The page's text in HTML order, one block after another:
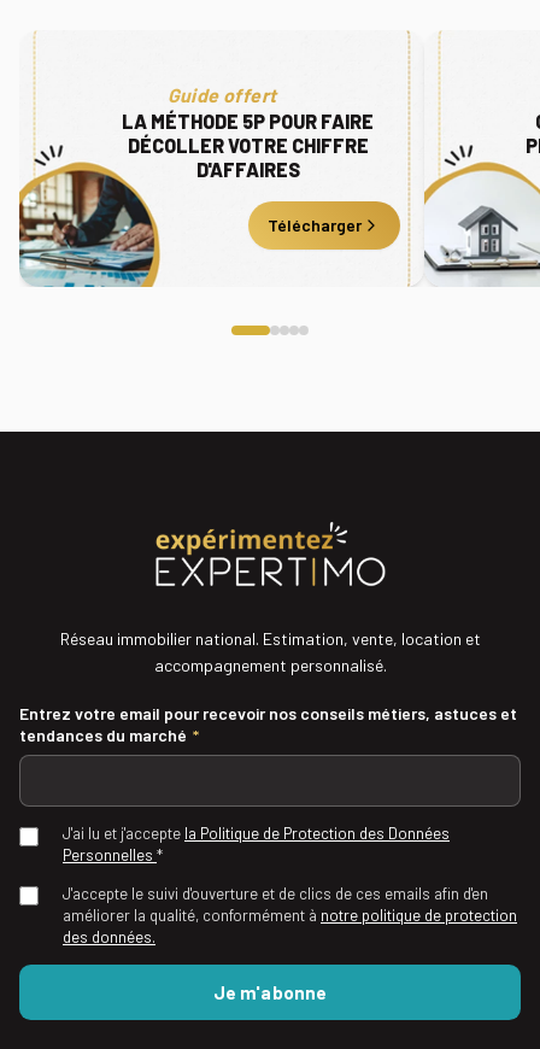
Guide offert
LA MÉTHODE 5P POUR FAIRE
DÉCOLLER VOTRE CHIFFRE
D'AFFAIRES
Télécharger
Réseau immobilier national. Estimation, vente, location et
accompagnement personnalisé.
Entrez votre email pour recevoir nos conseils métiers, astuces et
tendances du marché *
J'ai lu et j'accepte la Politique de Protection des Données
Personnelles *
J'accepte le suivi d'ouverture et de clics de ces emails afin d'en
améliorer la qualité, conformément à notre politique de protection
des données.